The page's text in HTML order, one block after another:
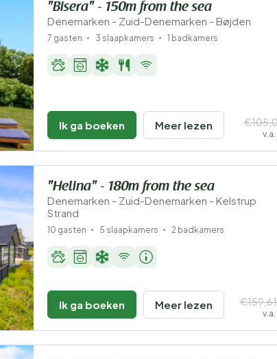
"Bisera" - 150m from the sea
Denemarken - Zuid-Denemarken - Bøjden
7 gasten 3 slaapkamers 1 badkamers
Ik ga boeken Meer lezen
"Helina" - 180m from the sea
Denemarken - Zuid-Denemarken - Kelstrup
Strand
10 gasten 5 slaapkamers 2 badkamers
Ik ga boeken Meer lezen